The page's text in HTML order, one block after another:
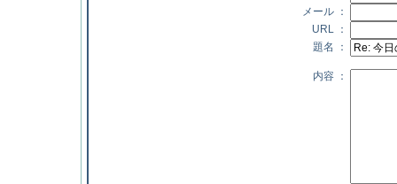
メール ：
URL ：
題名 ：
内容 ：